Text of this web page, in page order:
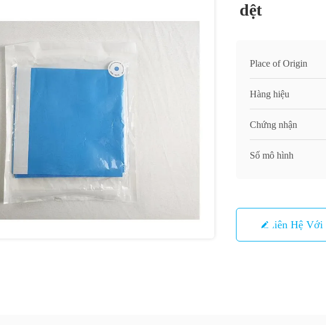
dệt
Place of Origin
Hàng hiệu
Chứng nhận
Số mô hình
Liên Hệ Với